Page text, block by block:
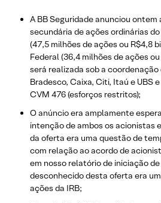
A BB Seguridade anunciou
secundária de ações ordinárias
(47,5 milhões de ações ou R$4,8
Federal (36,4 milhões de ações
será realizada sob a coordenação
Bradesco, Caixa, Citi, Itaú e UBS
CVM 476 (esforços restritos);
O anúncio era amplamente
intenção de ambos os acionistas
da oferta era uma questão de
com relação ao acordo de
em nosso relatório de iniciação
desconhecido desta oferta era
ações da IRB;